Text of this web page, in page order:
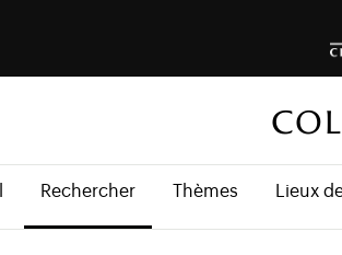
Rechercher Thèmes Lieux